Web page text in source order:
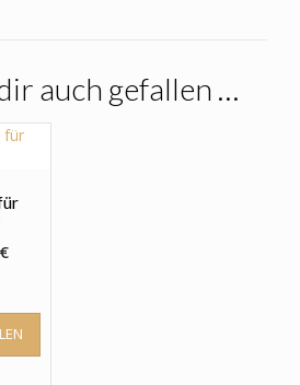
auch gefallen …
€
Dieses
weist